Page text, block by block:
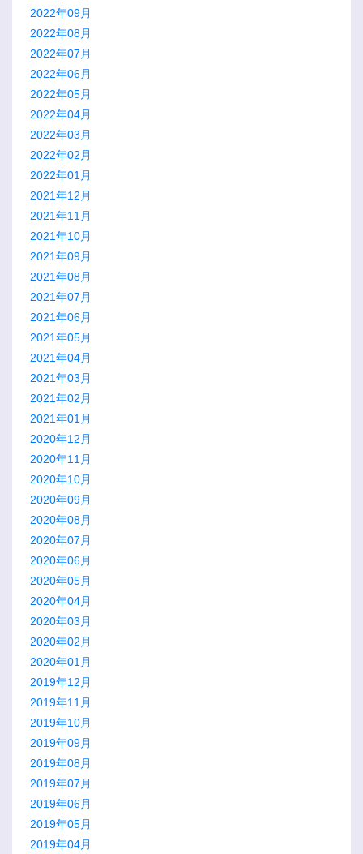
2022年09月
2022年08月
2022年07月
2022年06月
2022年05月
2022年04月
2022年03月
2022年02月
2022年01月
2021年12月
2021年11月
2021年10月
2021年09月
2021年08月
2021年07月
2021年06月
2021年05月
2021年04月
2021年03月
2021年02月
2021年01月
2020年12月
2020年11月
2020年10月
2020年09月
2020年08月
2020年07月
2020年06月
2020年05月
2020年04月
2020年03月
2020年02月
2020年01月
2019年12月
2019年11月
2019年10月
2019年09月
2019年08月
2019年07月
2019年06月
2019年05月
2019年04月